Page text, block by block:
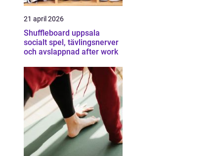
21 april 2026
Shuffleboard uppsala
socialt spel, tävlingsnerver
och avslappnad after work